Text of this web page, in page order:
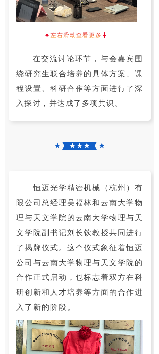
左右滑动查看更多
在交流讨论环节，与会嘉宾围
绕研究生联合培养的具体方案、课
程设置、科研合作等方面进行了深
入探讨，并达成了多项共识。
★ ★ ★ ★ ★
恒迈光学精密机械（杭州）有
限公司总经理吴福林和云南大学物
理与天文学院的云南大学物理与天
文学院副书记刘长钦教授共同进行
了揭牌仪式。这个仪式象征着恒迈
公司与云南大学物理与天文学院的
合作正式启动，也标志着双方在科
研创新和人才培养等方面的合作进
入了新的阶段。